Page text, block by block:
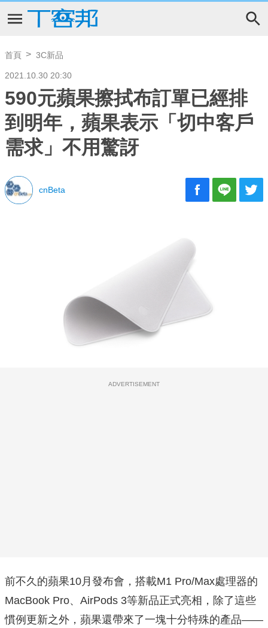
首頁 3C新品
2021.10.30 20:30
590元蘋果擦拭布訂單已經排
到明年，蘋果表示「切中客戶
需求」不用驚訝
cnBeta
ADVERTISEMENT
前不久的蘋果10月發布會，搭載M1 Pro/Max處理器的
MacBook Pro、AirPods 3等新品正式亮相，除了這些
慣例更新之外，蘋果還帶來了一塊十分特殊的產品——